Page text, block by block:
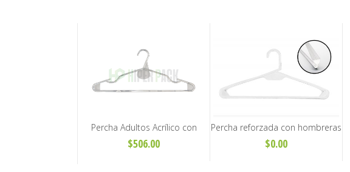
Percha Adultos Acrílico con
Muescas - Art. A-43
$506.00
Percha reforzada con hombreras
para adulto - Art. T-44
$0.00